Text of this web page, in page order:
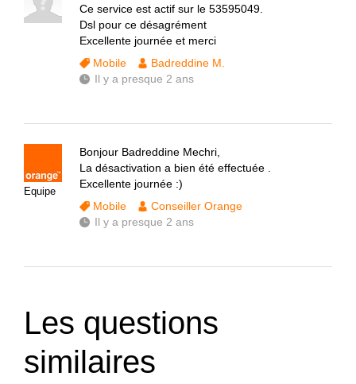
Ce service est actif sur le 53595049.
Dsl pour ce désagrément
Excellente journée et merci
Mobile
Badreddine M.
Il y a presque 2 ans
Equipe
Bonjour Badreddine Mechri,
La désactivation a bien été effectuée .
Excellente journée :)
Mobile
Conseiller Orange
Il y a presque 2 ans
Les questions
similaires